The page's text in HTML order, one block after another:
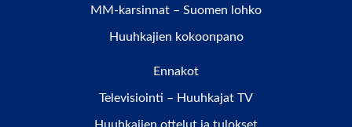
MM-karsinnat – Suomen lohko
Huuhkajien kokoonpano
Ennakot
Televisiointi – Huuhkajat TV